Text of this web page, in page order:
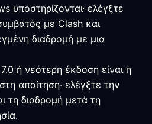
υποστηρίζονται· ελέγξτε
με Clash και
διαδρομή με μια
ή νεότερη έκδοση είναι η
απαίτηση· ελέγξτε την
τη διαδρομή μετά τη